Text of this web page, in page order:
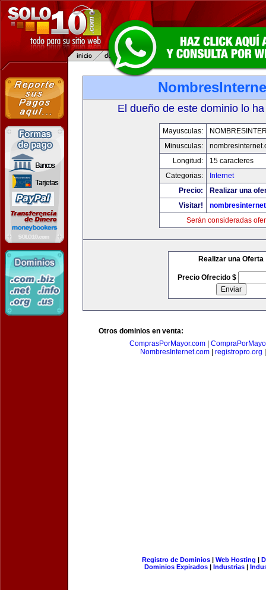
El dueño de este dominio lo
Mayusculas:
Minusculas:
Longitud:
15 caracteres
Categorias:
Internet
Precio:
Realizar una
Visitar!
Serán consideradas
Realizar una Oferta
Precio Ofrecido $
Otros dominios en venta:
ComprasPorMayor.com
NombresInternet.com
registropro.org
Registro de Dominios| Web Hosting |
Dominios Expirados | Industrias |